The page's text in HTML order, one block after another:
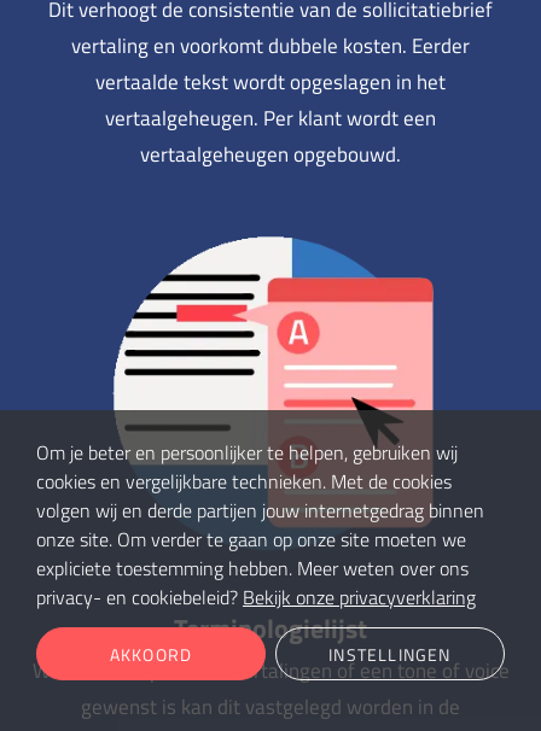
Dit verhoogt de consistentie van de sollicitatiebrief
vertaling en voorkomt dubbele kosten. Eerder
vertaalde tekst wordt opgeslagen in het
vertaalgeheugen. Per klant wordt een
vertaalgeheugen opgebouwd.
Terminologielijst
Wanneer er specifieke vertalingen of een tone of voice
gewenst is kan dit vastgelegd worden in de
Om je beter en persoonlijker te helpen, gebruiken wij
cookies en vergelijkbare technieken. Met de cookies
volgen wij en derde partijen jouw internetgedrag binnen
onze site. Om verder te gaan op onze site moeten we
expliciete toestemming hebben. Meer weten over ons
privacy- en cookiebeleid? Bekijk onze privacyverklaring
AKKOORD INSTELLINGEN